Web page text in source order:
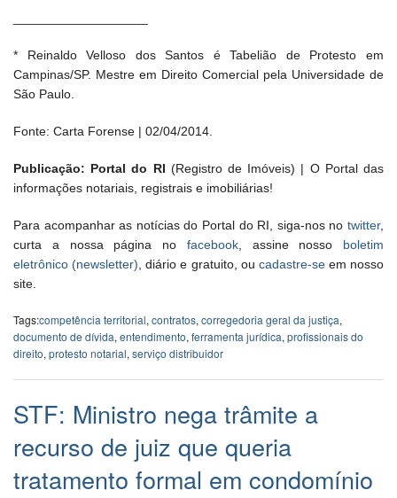
* Reinaldo Velloso dos Santos é Tabelião de Protesto em
Campinas/SP. Mestre em Direito Comercial pela Universidade de
São Paulo.
Fonte: Carta Forense | 02/04/2014.
Publicação: Portal do RI (Registro de Imóveis) | O Portal das
informações notariais, registrais e imobiliárias!
Para acompanhar as notícias do Portal do RI, siga-nos no twitter,
curta a nossa página no facebook, assine nosso boletim
eletrônico (newsletter) , diário e gratuito, ou cadastre-seem nosso
site.
Tags:competência territorial, contratos, corregedoria geral da justiça,
documento de dívida, entendimento, ferramenta jurídica, profissionais do
direito, protesto notarial, serviço distribuidor
STF: Ministro nega trâmite a
recurso de juiz que queria
tratamento formal em condomínio